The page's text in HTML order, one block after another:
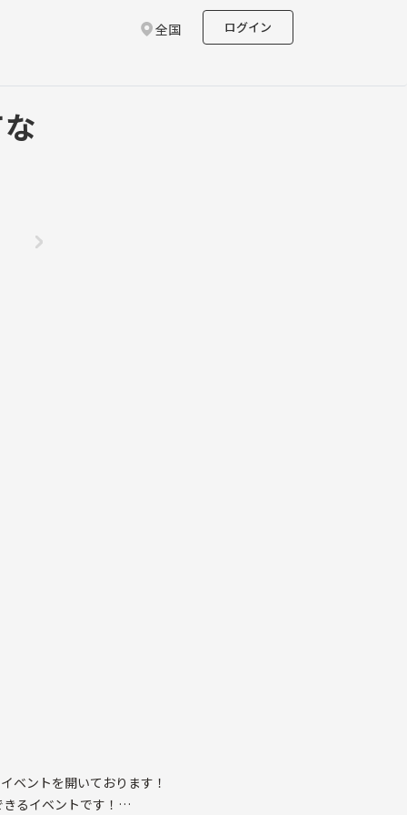
全国 ログイン
ベントを開いております！
るイベントです！